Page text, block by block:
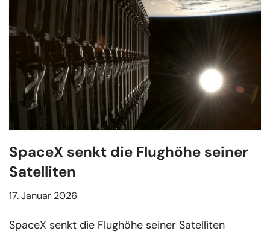
SpaceX senkt die Flughöhe seiner
Satelliten
17. Januar 2026
SpaceX senkt die Flughöhe seiner Satelliten